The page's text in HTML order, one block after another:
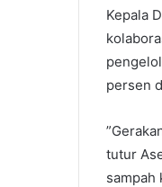
Kepala
persen
tutur
sampah